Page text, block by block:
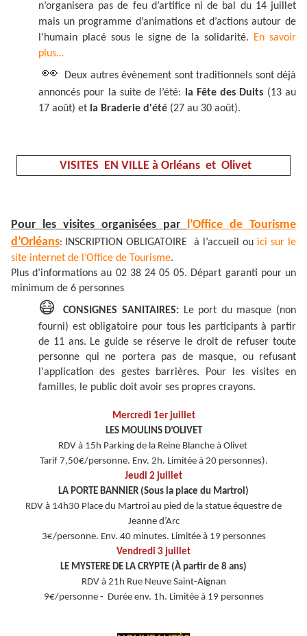
n’organisera pas de feu d’artifice ni de bal du 14 juillet
mais un programme d’animations et d’actions autour de
l’humain placé sous le signe de la solidarité.
En savoir
plus…
👀
Deux autres évènement sont traditionnels sont déjà
annoncés pour la suite de l’été:
la Fête des Duits (13 au
17 août) et la Braderie d'été (27 au 30 août).
VISITES EN VILLE à Orléans et Olivet
Pour les visites organisées par l’Office de Tourisme
d’Orléans: INSCRIPTION OBLIGATOIRE à l’accueil ou ici sur le
site internet de l’Office de Tourisme.
Plus d’informations au 02 38 24 05 05. Départ garanti pour un
minimum de 6 personnes
😷CONSIGNES SANITAIRES:Le port du masque (non
fourni) est obligatoire pour tous les participants à partir
de 11 ans. Le guide se réserve le droit de refuser toute
personne qui ne portera pas de masque, ou refusant
l'application des gestes barrières. Pour les visites en
familles, le public doit avoir ses propres crayons.
Mercredi 1er juillet
LES MOULINS D’OLIVET
RDV à 15h Parking de la Reine Blanche à Olivet
Tarif 7,50€/personne. Env. 2h. Limitée à 20 personnes).
Jeudi 2 juillet
LA PORTE BANNIER (Sous la place du Martroi)
RDV à 14h30 Place du Martroi au pied de la statue équestre de
Jeanne d’Arc
3€/personne. Env. 40 minutes. Limitée à 19 personnes
Vendredi 3 juillet
LE MYSTERE DE LA CRYPTE (À partir de 8 ans)
RDV à 21h Rue Neuve Saint-Aignan
9€/personne - Durée env. 1h. Limitée à 19 personnes